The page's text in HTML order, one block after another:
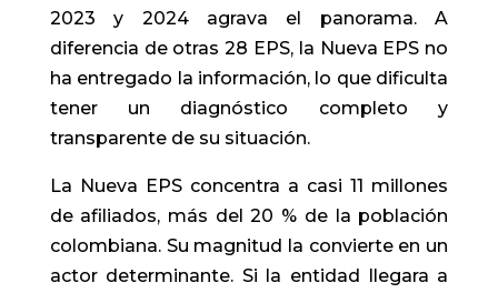
2023 y 2024 agrava el panorama. A
diferencia de otras 28 EPS, la Nueva EPS no
ha entregado la información, lo que dificulta
tener un diagnóstico completo y
transparente de su situación.
La Nueva EPS concentra a casi 11 millones
de afiliados, más del 20 % de la población
colombiana. Su magnitud la convierte en un
actor determinante. Si la entidad llegara a